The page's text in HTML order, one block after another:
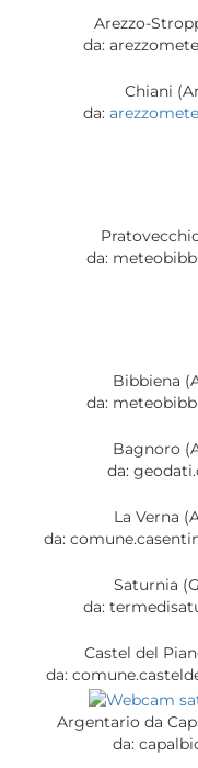
Arezzo-
da:
Chiani
da:
da:
Bibbiena
da:
Bagnoro
da:
La Verna
da:
Saturnia
da:
Castel del
da:
Argentario da
da: